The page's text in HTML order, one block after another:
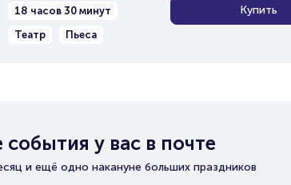
18 часов 30 минут
Театр
Пьеса
Купить
у вас в почте
и ещё одно накануне больших праздников